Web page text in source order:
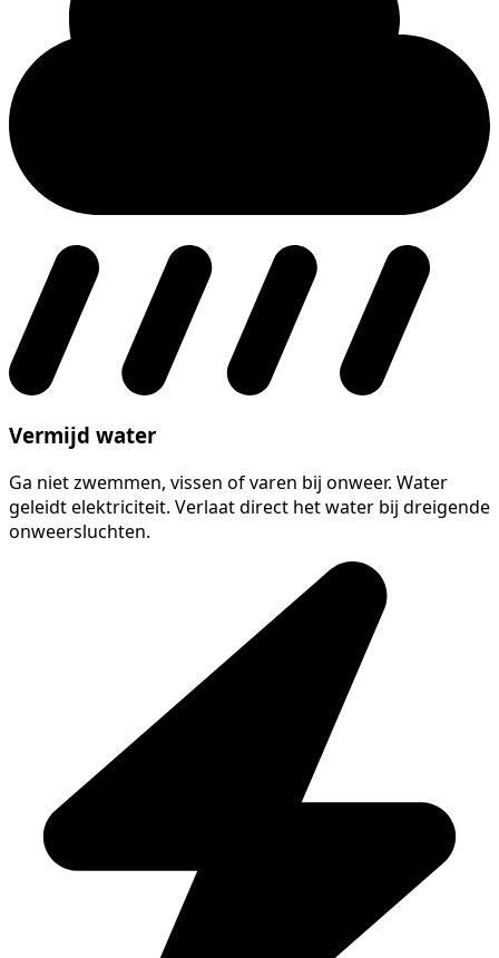
Vermijd water
Ga niet zwemmen, vissen of varen bij onweer. Water
geleidt elektriciteit. Verlaat direct het water bij dreigende
onweersluchten.